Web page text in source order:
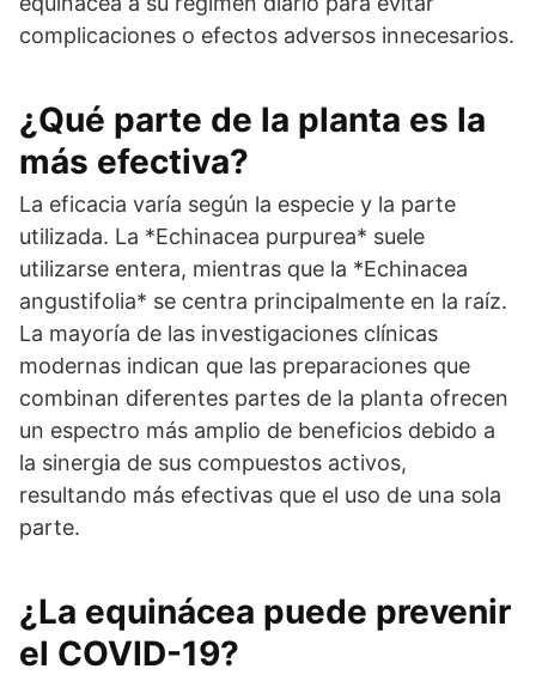
complicaciones o efectos adversos innecesarios.
¿Qué parte de la planta es la
más efectiva?
La eficacia varía según la especie y la parte
utilizada. La *Echinacea purpurea* suele
utilizarse entera, mientras que la *Echinacea
angustifolia* se centra principalmente en la raíz.
La mayoría de las investigaciones clínicas
modernas indican que las preparaciones que
combinan diferentes partes de la planta ofrecen
un espectro más amplio de beneficios debido a
la sinergia de sus compuestos activos,
resultando más efectivas que el uso de una sola
parte.
¿La equinácea puede prevenir
el COVID-19?